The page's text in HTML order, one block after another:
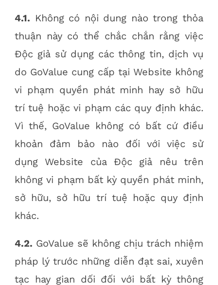
4.1. Không có nội dung nào trong thỏa
thuận này có thể chắc chắn rằng việc
Độc giả sử dụng các thông tin, dịch vụ
do GoValue cung cấp tại Website không
vi phạm quyền phát minh hay sở hữu
trí tuệ hoặc vi phạm các quy định khác.
Vì thế, GoValue không có bất cứ điều
khoản đảm bảo nào đối với việc sử
dụng Website của Độc giả nêu trên
không vi phạm bất kỳ quyền phát minh,
sở hữu, sở hữu trí tuệ hoặc quy định
khác.
4.2. GoValue sẽ không chịu trách nhiệm
pháp lý trước những diễn đạt sai, xuyên
tạc hay gian dối đối với bất kỳ thông